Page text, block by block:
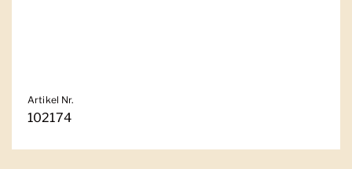
Artikel Nr.
102174